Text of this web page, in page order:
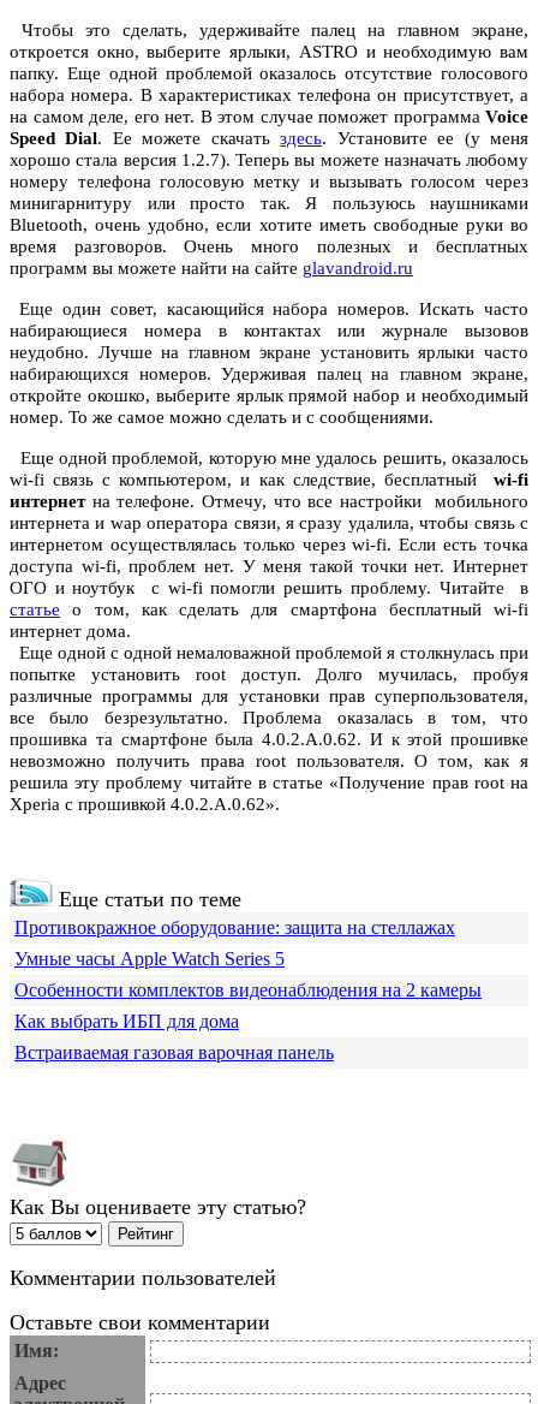
Чтобы это сделать, удерживайте палец на главном экране,
откроется окно, выберите ярлыки, ASTRO и необходимую вам
папку. Еще одной проблемой оказалось отсутствие голосового
набора номера. В характеристиках телефона он присутствует, а
на самом деле, его нет. В этом случае поможет программа Voice
Speed Dial. Ее можете скачатьздесь. Установите ее (у меня
хорошо стала версия 1.2.7). Теперь вы можете назначать любому
номеру телефона голосовую метку и вызывать голосом через
минигарнитуру или просто так. Я пользуюсь наушниками
Bluetooth, очень удобно, если хотите иметь свободные руки во
время разговоров. Очень много полезных и бесплатных
программ вы можете найти на сайте glavandroid.ru
Еще один совет, касающийся набора номеров. Искать часто
набирающиеся номера в контактах или журнале вызовов
неудобно. Лучше на главном экране установить ярлыки часто
набирающихся номеров. Удерживая палец на главном экране,
откройте окошко, выберите ярлык прямой набор и необходимый
номер. То же самое можно сделать и с сообщениями.
Еще одной проблемой, которую мне удалось решить, оказалось
wi-fi связь с компьютером, и как следствие, бесплатный wi-fi
интернетна телефоне. Отмечу, что все настройки мобильного
интернета и wap оператора связи, я сразу удалила, чтобы связь с
интернетом осуществлялась только через wi-fi. Если есть точка
доступа wi-fi, проблем нет. У меня такой точки нет. Интернет
ОГО и ноутбук с wi-fi помогли решить проблему. Читайте в
статье о том, как сделать для смартфона бесплатный wi-fi
интернет дома.
Еще одной с одной немаловажной проблемой я столкнулась при
попытке установить root доступ. Долго мучилась, пробуя
различные программы для установки прав суперпользователя,
все было безрезультатно. Проблема оказалась в том, что
прошивка та смартфоне была 4.0.2.А.0.62. И к этой прошивке
невозможно получить права root пользователя. О том, как я
решила эту проблему читайте в статье «Получение прав root на
Xperia с прошивкой 4.0.2.А.0.62».
Еще статьи по теме
Противокражное оборудование: защита на стеллажах
Умные часы Apple Watch Series 5
Особенности комплектов видеонаблюдения на 2 камеры
Как выбрать ИБП для дома
Встраиваемая газовая варочная панель
Как Вы оцениваете эту статью?
Комментарии пользователей
Оставьте свои комментарии
Имя:
Адрес